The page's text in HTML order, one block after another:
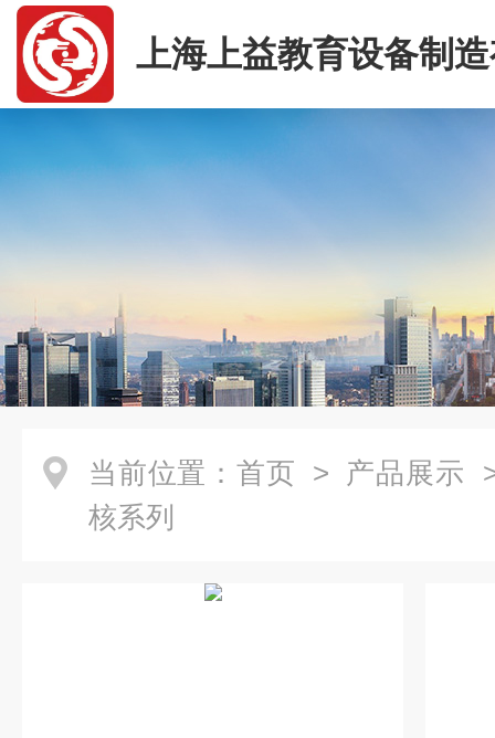
上海上益教育设备制
司
当前位置： 首页 > 产品展示
核系列